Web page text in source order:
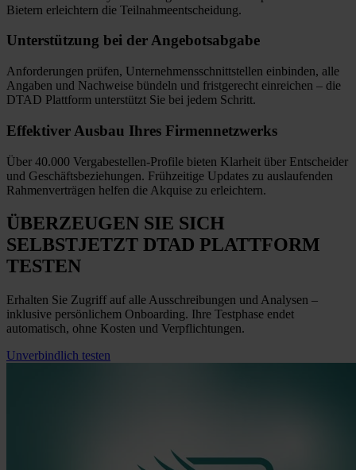
Bietern erleichtern die Teilnahmeentscheidung.
Unterstützung bei der Angebotsabgabe
Anforderungen prüfen, Unternehmensschnittstellen einbinden, alle
Angaben und Nachweise bündeln und fristgerecht einreichen – die
DTAD Plattform unterstützt Sie bei jedem Schritt.
Effektiver Ausbau Ihres Firmennetzwerks
Über 40.000 Vergabestellen-Profile bieten Klarheit über Entscheider
und Geschäftsbeziehungen. Frühzeitige Updates zu auslaufenden
Rahmenverträgen helfen die Akquise zu erleichtern.
ÜBERZEUGEN SIE SICH
SELBSTJETZT DTAD PLATTFORM
TESTEN
Erhalten Sie Zugriff auf alle Ausschreibungen und Analysen –
inklusive persönlichem Onboarding. Ihre Testphase endet
automatisch, ohne Kosten und Verpflichtungen.
Unverbindlich testen